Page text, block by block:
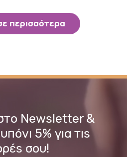
περισσότερα
Newsletter &
5% για τις
σου!